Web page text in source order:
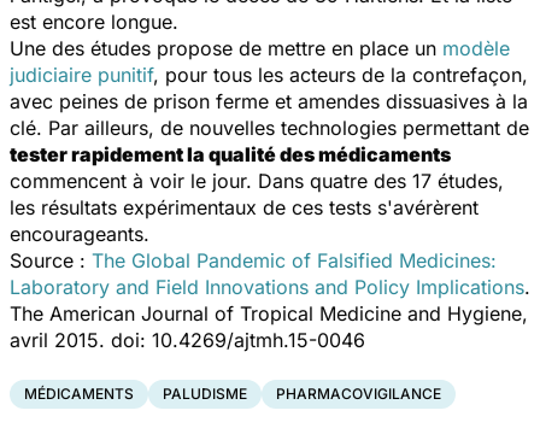
est encore longue.
Une des études propose de mettre en place un modèle
judiciaire punitif, pour tous les acteurs de la contrefaçon,
avec peines de prison ferme et amendes dissuasives à la
clé. Par ailleurs, de nouvelles technologies permettant de
tester rapidement la qualité des médicaments
commencent à voir le jour. Dans quatre des 17 études,
les résultats expérimentaux de ces tests s'avérèrent
encourageants.
Source : The Global Pandemic of Falsified Medicines:
Laboratory and Field Innovations and Policy Implications.
The American Journal of Tropical Medicine and Hygiene,
avril 2015. doi: 10.4269/ajtmh.15-0046
MÉDICAMENTS PALUDISME PHARMACOVIGILANCE